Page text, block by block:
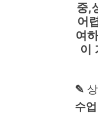
중,
어
여
이
✎
수